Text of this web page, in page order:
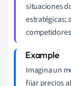
situaciones
estratégicas;
Imagina un
fijar precios